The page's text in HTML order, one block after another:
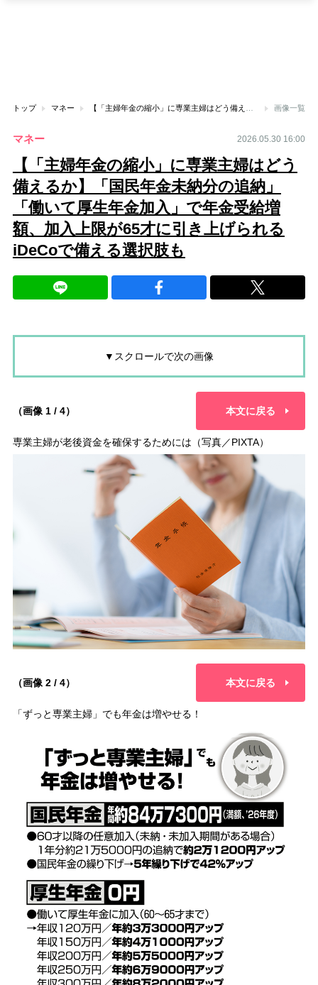
トップ マネー 画像一覧
マネー 2026.05.30 16:00
【「主婦年金の縮小」に専業主婦はどう
備えるか】「国民年金未納分の追納」
「働いて厚生年金加入」で年金受給増
額、加入上限が65才に引き上げられる
iDeCoで備える選択肢も
▼スクロールで次の画像
（画像 1 / 4） 本文に戻る
専業主婦が老後資金を確保するためには（写真／PIXTA）
（画像 2 / 4） 本文に戻る
「ずっと専業主婦」でも年金は増やせる！